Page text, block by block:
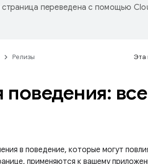
страница переведена с помощью
Релизы Эта
в поведение, которые могут
применяются к вашему